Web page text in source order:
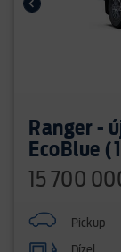
Ranger -
EcoBlue
15 700
Pickup